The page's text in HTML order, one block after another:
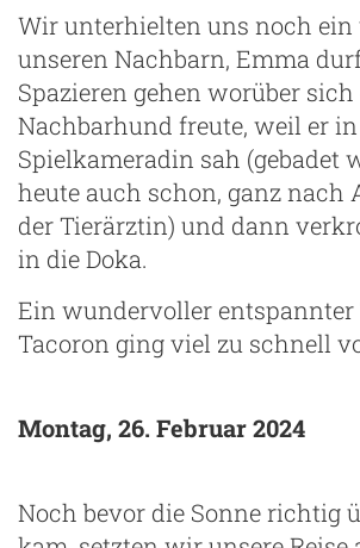
Wir unterhielten uns noch
unseren Nachbarn, Emma
Spazieren gehen worüber sich
Nachbarhund freute, weil er
Spielkameradin sah (gebadet
heute auch schon, ganz nach
der Tierärztin) und dann
in die Doka.
Ein wundervoller entspannter
Tacoron ging viel zu schnell
Montag, 26. Februar 2024
Noch bevor die Sonne richtig